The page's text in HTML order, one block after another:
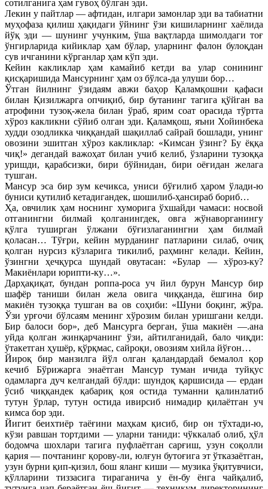
сотилганига ҳам гувоҳ бўлган эди.
Лекин у пайтлар — афтидан, илгари замонлар эди ва табиатни
муҳофаза қилиш ҳақидаги ўйнинг ўзи кишиларнинг хаёлида
йўқ эди — шунинг учунким, ўша вақтларда шимолдаги тоғ
ўнгирларида кийиклар ҳам бўлар, уларнинг фалон булоқдан
сув ичганини кўрганлар ҳам кўп эди.
Кейин какликлар ҳам камайиб кетди ва улар сонининг
қисқаришида Мансурнинг ҳам оз бўлса-да улуши бор…
Ўтган йилнинг ўзидаям авжи баҳор Қаламқошни қафаси
билан Қизилжарга опчиқиб, бир бутанинг тагига қўйган ва
атрофини тузоқ-жела билан ўраб, ярим соат орасида тўртта
хўроз какликни сўйиб олган эди. Қаламқош, яъни Хойинбека
худди озодликка чиққандай шақиллаб сайрай бошлади, унинг
овозини эшитган хўроз какликлар: «Кимсан ўзинг? Бу ёққа
чиқ!» дегандай важоҳат билан учиб келиб, ўзларини тузоққа
уришди, қарабсизки, бири бўйнидан, бири оёғидан желага
тушган.
Мансур эса бир зум кечикса, униси бўғилиб ҳаром ўлади-ю
буниси қутилиб кетадигандек, шошилиб-ҳансираб бориб…
Ҳа, овчилик ҳам носнинг хуморига ўхшайди чамаси: носвой
отганингни билмай қолганингдек, овга жўнаворганингу
қўлга туширган ўлжани бўғизлаганингни ҳам билмай
қоласан… Тўғри, кейин мурданинг патларини силаб, очиқ
қолган нурсиз кўзларига тикилиб, раҳминг келади. Кейин,
ўзингни ҳечқурса шундай овутасан: «Булар — хўроз-ку?
Макиёнлари юрипти-ку…».
Дарҳақиқат, бундан роппа-роса уч йил бурун Мансур бир
шафёр таниши билан жела овига чиққанда, ёшгина бир
макиён тузоққа тушган ва ов соҳиби: «Шуни боқинг, жўра.
Ўзи урғочи бўлсаям менинг хўрозим билан уришгани келди.
Бир балоси бор», деб Мансурга берган, ўша макиён —.ана
уйда қолган жинқарчанинг ўзи, айтилганидай, бало чиқди:
ўтакетган ҳушёр, қўрқмас, сайроқи, овозиям хийла йўғон…
Йироқ бир манзилга йўл олган қаландардай бемалол қор
кечиб Бўрижарга энаётган Мансур туман ичида туйқус
одамларга дуч келгандай бўлди: шундоқ қаршисида — ердан
ўсиб чиққандек қабариқ қоя остида туманни қалинлатиб
тутун ўрлар, тутун остида ивирсиб нимадир қилаётган уч
кимса бор эди.
Йигит беихтиёр таёғини маҳкам қисиб, бир он тўхтади-ю,
кўзи равшан тортдими — уларни таниди: чўккалаб олиб, ҳўл
бодомча шохлари тагига пуфлаётган сарғиш, узун соқолли
қария — почтанинг қорову-ли, юлғун бутоғига эт ўтказаётган,
узун бурни қип-қизил, бош яланг киши — музика ўқитувчиси,
қўлларини тиззасига тираганича у ён-бу ёнга чайқалиб,